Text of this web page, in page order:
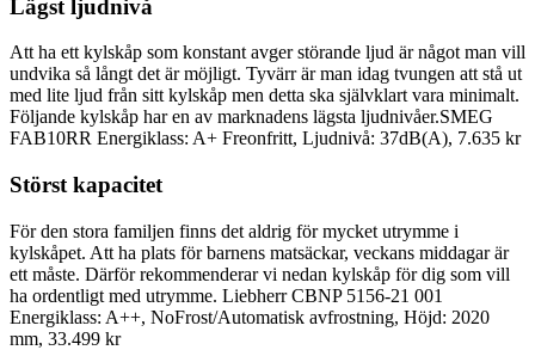
Lägst ljudnivå
Att ha ett kylskåp som konstant avger störande ljud är något man vill
undvika så långt det är möjligt. Tyvärr är man idag tvungen att stå ut
med lite ljud från sitt kylskåp men detta ska självklart vara minimalt.
Följande kylskåp har en av marknadens lägsta ljudnivåer.SMEG
FAB10RR Energiklass: A+ Freonfritt, Ljudnivå: 37dB(A), 7.635 kr
Störst kapacitet
För den stora familjen finns det aldrig för mycket utrymme i
kylskåpet. Att ha plats för barnens matsäckar, veckans middagar är
ett måste. Därför rekommenderar vi nedan kylskåp för dig som vill
ha ordentligt med utrymme. Liebherr CBNP 5156-21 001
Energiklass: A++, NoFrost/Automatisk avfrostning, Höjd: 2020
mm, 33.499 kr